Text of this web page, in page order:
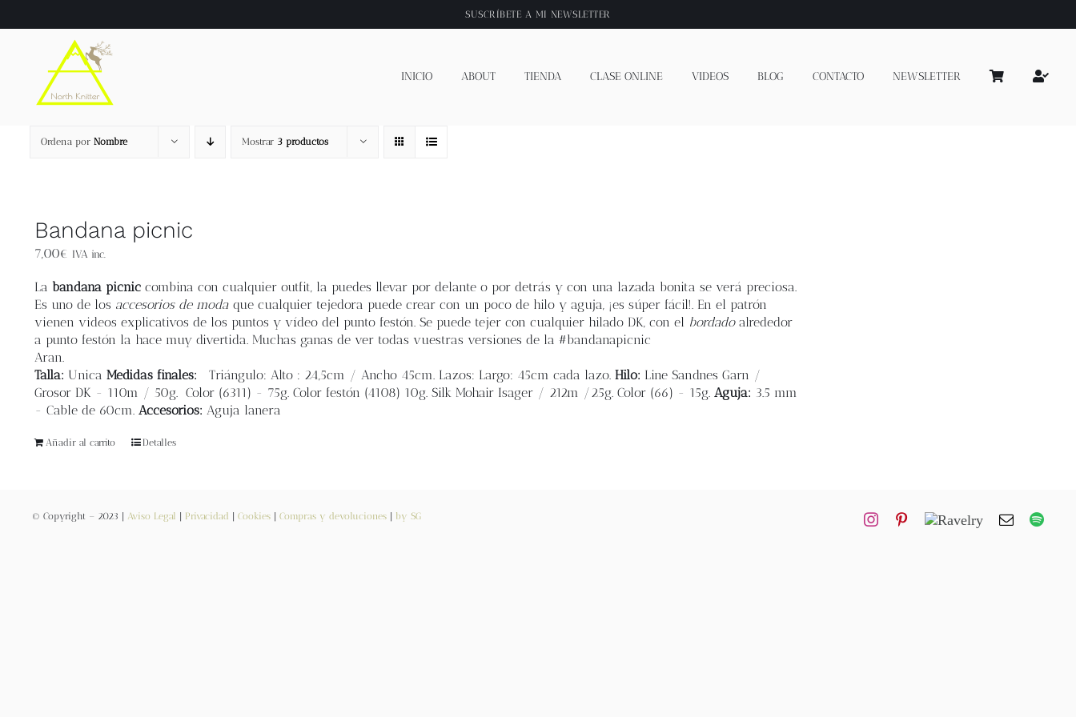
al
SUSCRÍBETE A MI NEWSLETTER
INICIO ABOUT TIENDA CLASE ONLINE VIDEOS BLOG CONTACTO NEWSLETTER
Ordena por Nombre Mostrar 3 productos
Bandana picnic
7,00€ IVA inc.
La bandana picnic combina con cualquier outfit, la puedes llevar por delante o por detrás y con una lazada bonita se verá preciosa.
Es uno de los accesorios de moda que cualquier tejedora puede crear con un poco de hilo y aguja, ¡es súper fácil!. En el patrón
vienen videos explicativos de los puntos y vídeo del punto festón. Se puede tejer con cualquier hilado DK, con el bordadoalrededor
a punto festón la hace muy divertida. Muchas ganas de ver todas vuestras versiones de la #bandanapicnic
Aran.
Talla: UnicaMedidas finales:Triángulo: Alto : 24,5cm / Ancho 45cm. Lazos: Largo: 45cm cada lazo.Hilo: Line Sandnes Garn /
Grosor DK - 110m / 50g. Color (6311) - 75g. Color festón (4108) 10g. Silk Mohair Isager / 212m /25g. Color (66) - 15g.Aguja: 3.5 mm
- Cable de 60cm.Accesorios:Aguja lanera
Añadir al carrito Detalles
© Copyright – 2023 | Aviso Legal Privacidad Cookies| Compras y devoluciones| by SG